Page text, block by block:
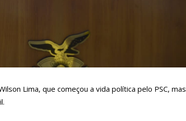
da Penha ganham tradução em idioma indígena
Lima, que começou a vida política pelo PSC, mas